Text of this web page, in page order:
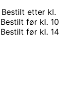
etter kl.
før kl.
før kl.